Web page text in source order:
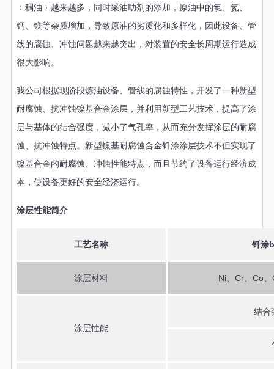
﹙稠油﹚越来越多，同时采油助剂的添加，原油中的氯、氮、
钙、镁等杂质增加，导致原油的劣质化和多样化，因此设备、管
线的腐蚀、冲蚀问题越来越突出，对装置的安全长周期运行造成
很大影响。
我公司根据现阶段炼油设备、管线的腐蚀特性，开发了一种新型
耐腐蚀、抗冲蚀镍基合金涂层，并利用新型工艺技术，提高了涂
层与基体的结合强度，减小了气孔率，从而充分发挥涂层的耐腐
蚀、抗冲蚀特点。新型镍基耐腐蚀合金钎涂涂层技术不但实现了
镍基合金的耐腐蚀、冲蚀性能特点，而且节约了设备运行经济成
本，使设备更好的安全经济运行。
涂层性能简介
工艺名称 钎涂
涂层材料 Ni、 Cr、 Co、
涂层性能
结合